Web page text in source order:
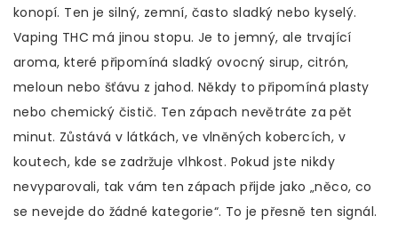
konopí. Ten je silný, zemní, často sladký nebo kyselý.
Vaping THC má jinou stopu. Je to jemný, ale trvající
aroma, které připomíná sladký ovocný sirup, citrón,
meloun nebo šťávu z jahod. Někdy to připomíná plasty
nebo chemický čistič. Ten zápach nevětráte za pět
minut. Zůstává v látkách, ve vlněných kobercích, v
koutech, kde se zadržuje vlhkost. Pokud jste nikdy
nevyparovali, tak vám ten zápach přijde jako „něco, co
se nevejde do žádné kategorie“. To je přesně ten signál.